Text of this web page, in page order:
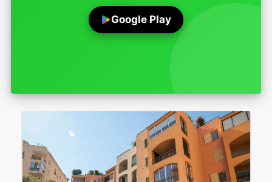
Google Play